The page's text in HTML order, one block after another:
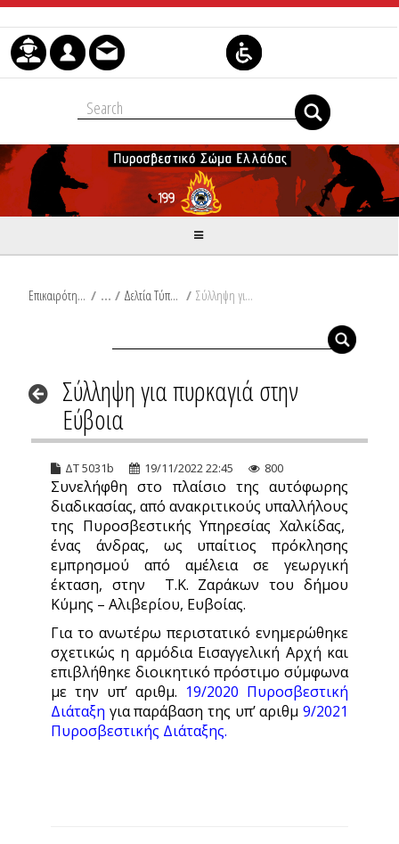
Skip to Content
Επικαιρότητα / Δελτία Τύπου / Σύλληψη για πυρκαγιά στην Εύβοια
Σύλληψη για πυρκαγιά στην
Εύβοια
ΔΤ 5031b 19/11/2022 22:45 800
Συνελήφθη στο πλαίσιο της αυτόφωρης
διαδικασίας, από ανακριτικούς υπαλλήλους
της Πυροσβεστικής Υπηρεσίας Χαλκίδας,
ένας άνδρας, ως υπαίτιος πρόκλησης
εμπρησμού από αμέλεια σε γεωργική
έκταση, στην Τ.Κ. Ζαράκων του δήμου
Κύμης – Αλιβερίου, Ευβοίας.
Για το ανωτέρω περιστατικό ενημερώθηκε
σχετικώς η αρμόδια Εισαγγελική Αρχή και
επιβλήθηκε διοικητικό πρόστιμο σύμφωνα
με την υπ’ αριθμ. 19/2020 Πυροσβεστική
Διάταξη για παράβαση της υπ’ αριθμ 9/2021
Πυροσβεστικής Διάταξης.